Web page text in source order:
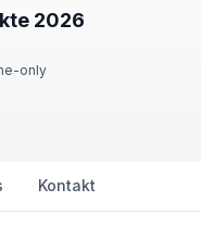
2026
only
Kontakt